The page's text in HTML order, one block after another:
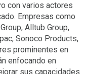
con varios actores
Empresas como
Alltub Group,
Sonoco Products,
prominentes en
enfocando en
sus capacidades